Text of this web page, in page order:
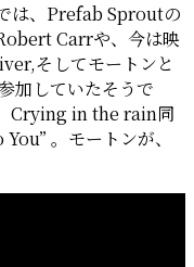
は、Prefab Sproutの
Carrや、今は映
そしてモートンと
加していたそうで
Crying in the rain同
。モートンが、